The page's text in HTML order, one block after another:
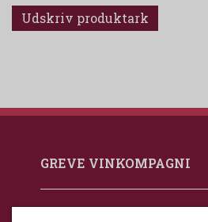
Udskriv produktark
GREVE VINKOMPAGNI